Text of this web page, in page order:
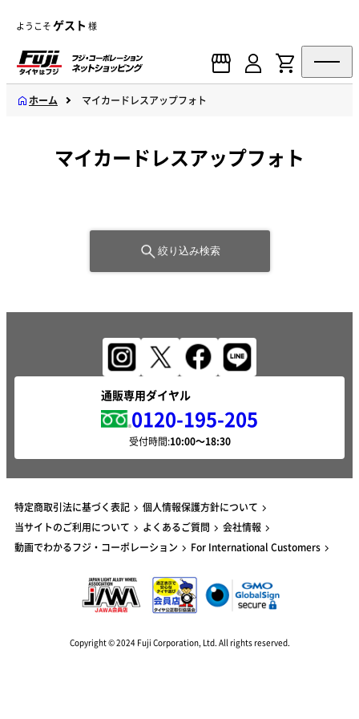
ようこそゲスト 様
ホーム マイカードレスアップフォト
マイカードレスアップフォト
絞り込み検索
通販専用ダイヤル
0120-195-205
受付時間:
特定商取引法に基づく表記
個人情報保護方針について
当サイトのご利用について
よくあるご質問
会社情報
動画でわかるフジ・コーポレーション
For International Customers
Copyright © 2024 Fuji Corporation, Ltd. All rights reserved.